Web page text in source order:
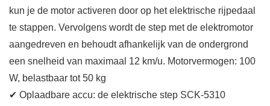
kun je de motor activeren door op het elektrische rijpedaal
te stappen. Vervolgens wordt de step met de elektromotor
aangedreven en behoudt afhankelijk van de ondergrond
een snelheid van maximaal 12 km/u. Motorvermogen: 100
W, belastbaar tot 50 kg
✔ Oplaadbare accu: de elektrische step SCK-5310